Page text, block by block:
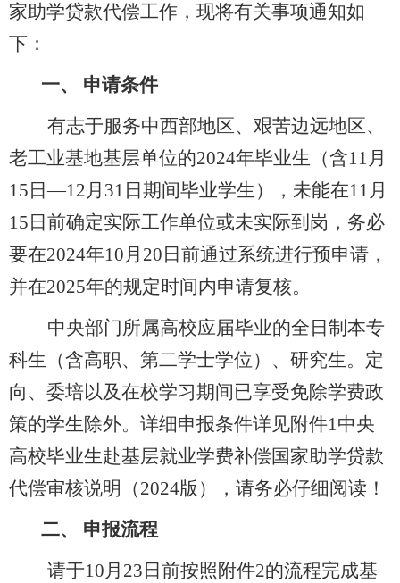
家助学贷款代偿工作，现将有关事项通知如
下：
一、 申请条件
有志于服务中西部地区、艰苦边远地区、
老工业基地基层单位的2024年毕业生（含11月
15日—12月31日期间毕业学生），未能在11月
15日前确定实际工作单位或未实际到岗，务必
要在2024年10月20日前通过系统进行预申请，
并在2025年的规定时间内申请复核。
中央部门所属高校应届毕业的全日制本专
科生（含高职、第二学士学位）、研究生。定
向、委培以及在校学习期间已享受免除学费政
策的学生除外。详细申报条件详见附件1中央
高校毕业生赴基层就业学费补偿国家助学贷款
代偿审核说明（2024版），请务必仔细阅读！
二、 申报流程
请于10月23 日前按照附件2的流程完成基